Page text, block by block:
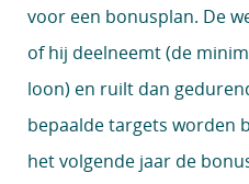
voor een bonusplan. De
of hij deelneemt (de
loon) en ruilt dan
bepaalde targets worden
het volgende jaar de